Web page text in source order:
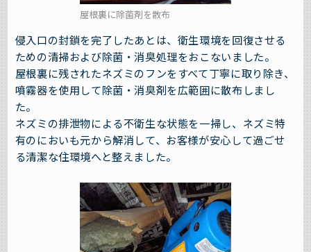
屋根裏に除菌剤を散布
侵入口の封鎖を完了したあとは、衛生環境を回復させる
ための清掃および除菌・消臭処理をおこないました。
屋根裏に残されたネズミのフンをすべて丁寧に取り除き、
噴霧器を使用して除菌・消臭剤を広範囲に散布しまし
た。
ネズミの排泄物による不衛生な状態を一掃し、ネズミ特
有のにおいも元から解消して、お客様が安心して過ごせ
る清潔な住環境へと整えました。